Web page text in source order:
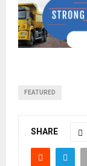
FEATURED
SHARE